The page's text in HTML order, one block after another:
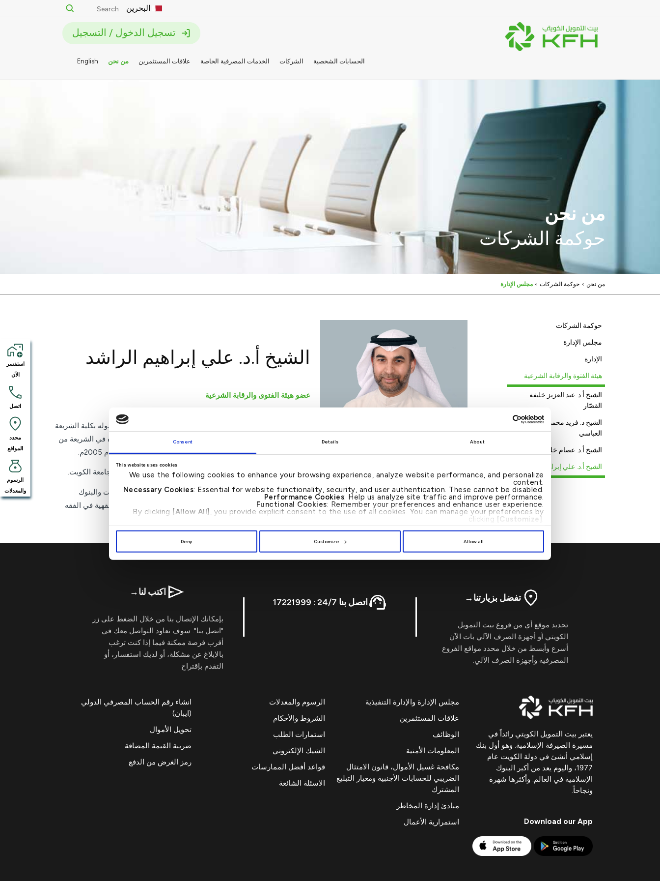
Consent Details About
This website uses cookies
We use the following cookies to enhance your browsing experience, analyze website performance, and personalize
content.
Necessary Cookies: Essential for website functionality, security, and user authentication. These cannot be disabled.
Performance Cookies: Help us analyze site traffic and improve performance.
Functional Cookies: Remember your preferences and enhance user experience.
By clicking [Allow All] , you provide explicit consent to the use of all cookies. You can manage your preferences by
clicking [Customize]
Deny Customize Allow all
البحرين
تسجيل الدخول / التسجيل
الحسابات الشخصية الشركات الخدمات المصرفية الخاصة علاقات المستثمرين من نحن English
من نحن
حوكمة الشركات
من نحن > حوكمة الشركات > مجلس الإدارة
حوكمة الشركات
مجلس الإدارة
الإدارة
هيئة الفتوة والرقابة الشرعية
الشيخ أ.د. عبد العزيز خليفة
القصّار
الشيخ د. فريد محمد هادي
العباسي
الشيخ أ.د. عصام خلف العنزي
الشيخ أ.د. علي إبراهيم الراشد
الشيخ أ.د. علي إبراهيم الراشد
عضو هيئة الفتوى والرقابة الشرعية
فضيلة الشيخ الأستاذ الدكتور/ علي إبراهيم الراشد، أستاذ الفقه وأصوله بكلية الشريعة
والدراسات الإسلامية في جامعة الكويت، حاصل على درجة الدكتوراه في الشريعة من
كلية دار العلوم بجامعة القاهرة – القاهرة – جمهورية مصر العربية عام 2005م.
يعمل عضواً في هيئة التدريس بكلية الشريعة والدراسات الإسلامية بجامعة الكويت.
ويشغل عضوية هيئة الفتوى والرقابة الشرعية في عدد من المؤسسات والبنوك
الإسلامية داخل دولة الكويت وخارجها، وهو محاضر في المعاملات المالية الإسلامية، وله العديد من البحوث والدراسات الفقهية في الفقه
الإسلامي والمعاملات المالية المعاصرة.
تفضل بزيارتنا→
تحديد موقع أي من فروع بيت التمويل
الكويتي أو أجهزة الصرف الآلي بات الآن
أسرع وأبسط من خلال محدد مواقع الفروع
المصرفية وأجهزة الصرف الآلي.
اتصل بنا 24/7 : 17221999
اكتب لنا→
بإمكانك الإتصال بنا من خلال الضغط على زر
"اتصل بنا". سوف نعاود التواصل معك في
أقرب فرصة ممكنة فيما إذا كنت ترغب
بالإبلاغ عن مشكلة، أو لديك استفسار، أو
التقدم بإقتراح
يعتبر بيت التمويل الكويتي رائداً في
مسيرة الصيرفة الإسلامية. وهو أول بنك
إسلامي أنشئ في دولة الكويت عام
1977، واليوم يعد من أكبر البنوك
الإسلامية في العالم. وأكثرها شهرة
ونجاحاً.
Download our App
مجلس الإدارة والإدارة التنفيذية
علاقات المستثمرين
الوظائف
المعلومات الأمنية
مكافحة غسيل الأموال، قانون الامتثال
الضريبي للحسابات الأجنبية ومعيار التبليغ
المشترك
مبادئ إدارة المخاطر
استمرارية الأعمال
الرسوم والمعدلات
الشروط والأحكام
استمارات الطلب
الشيك الإلكتروني
قواعد أفضل الممارسات
الاسئلة الشائعة
انشاء رقم الحساب المصرفي الدولي
(ايبان)
تحويل الأموال
ضريبة القيمة المضافة
رمز الغرض من الدفع
استفسر
الآن
اتصل
محدد
المواقع
الرسوم
والمعدلات